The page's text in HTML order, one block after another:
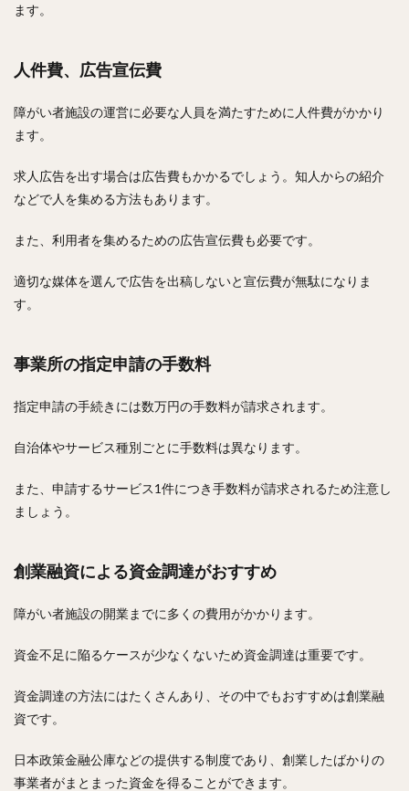
ます。
人件費、広告宣伝費
障がい者施設の運営に必要な人員を満たすために人件費がかかり
ます。
求人広告を出す場合は広告費もかかるでしょう。知人からの紹介
などで人を集める方法もあります。
また、利用者を集めるための広告宣伝費も必要です。
適切な媒体を選んで広告を出稿しないと宣伝費が無駄になりま
す。
事業所の指定申請の手数料
指定申請の手続きには数万円の手数料が請求されます。
自治体やサービス種別ごとに手数料は異なります。
また、申請するサービス1件につき手数料が請求されるため注意し
ましょう。
創業融資による資金調達がおすすめ
障がい者施設の開業までに多くの費用がかかります。
資金不足に陥るケースが少なくないため資金調達は重要です。
資金調達の方法にはたくさんあり、その中でもおすすめは創業融
資です。
日本政策金融公庫などの提供する制度であり、創業したばかりの
事業者がまとまった資金を得ることができます。